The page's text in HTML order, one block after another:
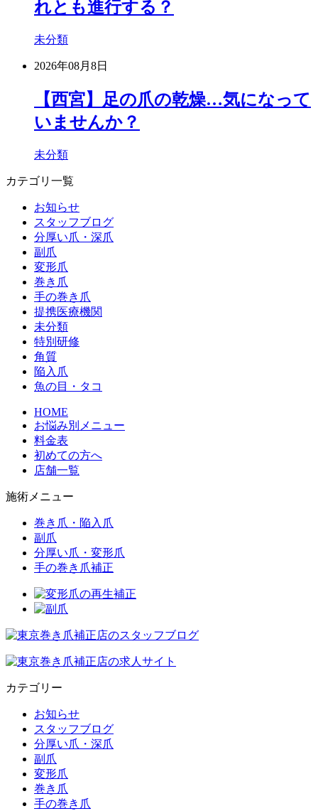
れとも進行する？
未分類
2026年08月8日
【西宮】足の爪の乾燥…気になって
いませんか？
未分類
カテゴリ一覧
お知らせ
スタッフブログ
分厚い爪・深爪
副爪
変形爪
巻き爪
手の巻き爪
提携医療機関
未分類
特別研修
角質
陥入爪
魚の目・タコ
HOME
お悩み別メニュー
料金表
初めての方へ
店舗一覧
施術メニュー
巻き爪・陥入爪
副爪
分厚い爪・変形爪
手の巻き爪補正
カテゴリー
お知らせ
スタッフブログ
分厚い爪・深爪
副爪
変形爪
巻き爪
手の巻き爪